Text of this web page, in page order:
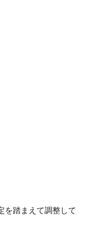
を踏まえて調整して